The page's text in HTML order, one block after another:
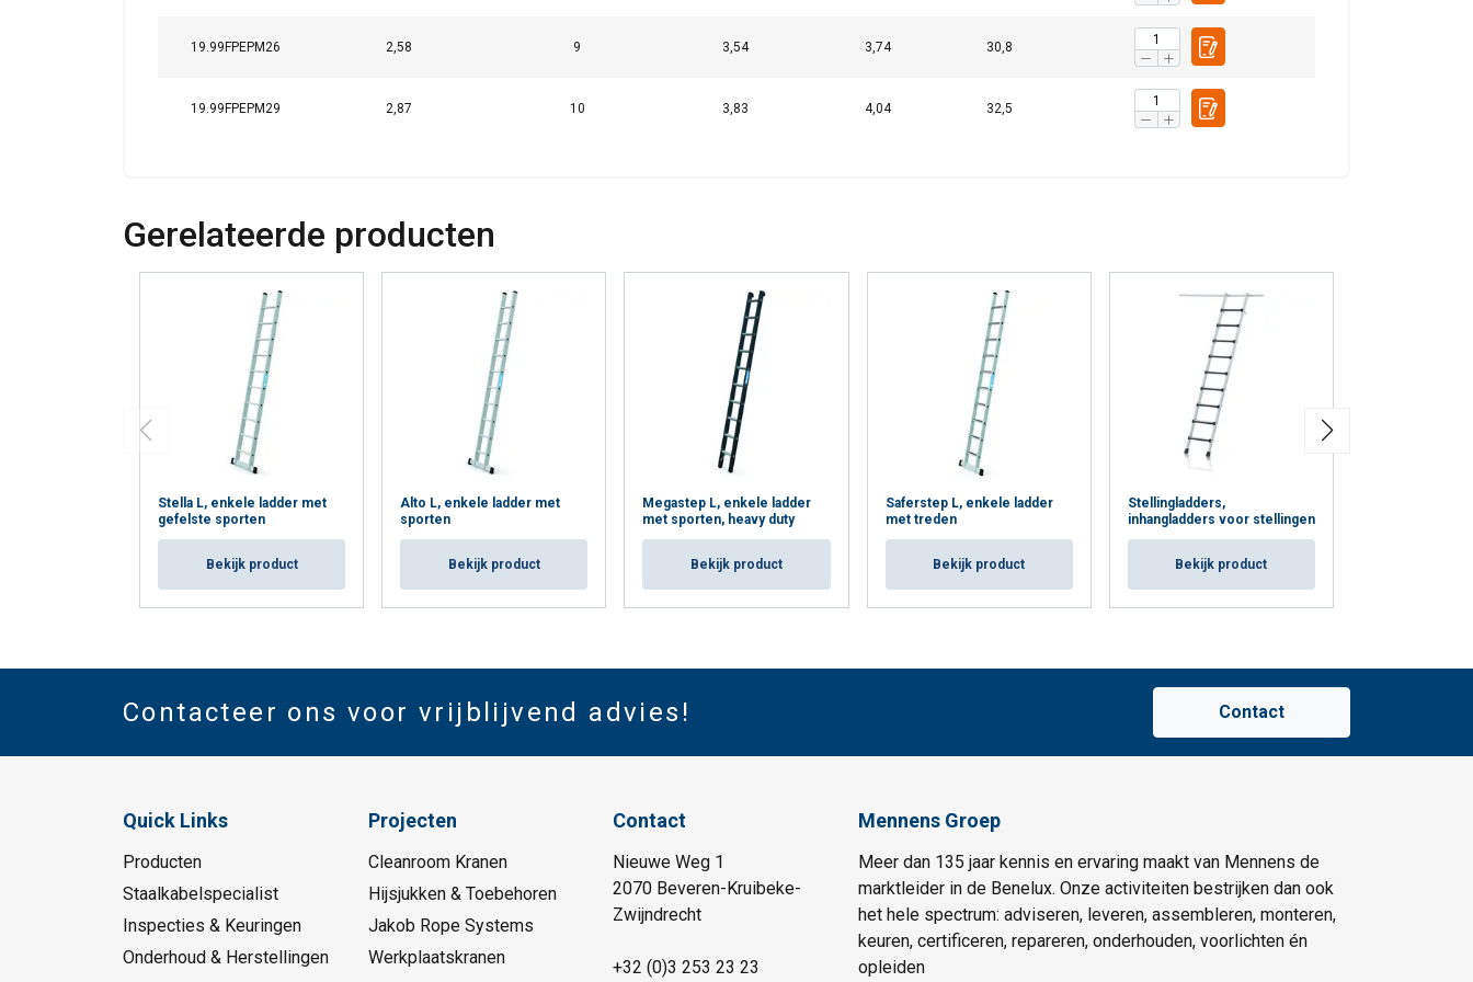
19.99FPEPM26 2,58 9 3,54 3,74 30,8
19.99FPEPM29 2,87 10 3,83 4,04 32,5
Gerelateerde producten
Stella L, enkele ladder met
gefelste sporten
Bekijk product
Alto L, enkele ladder met
sporten
Bekijk product
Megastep L, enkele ladder
met sporten, heavy duty
Bekijk product
Saferstep L, enkele ladder
met treden
Bekijk product
Stellingladders,
inhangladders voor stellingen
Bekijk product
Contacteer ons voor vrijblijvend advies! Contact
Quick Links
Producten
Staalkabelspecialist
Inspecties & Keuringen
Onderhoud & Herstellingen
Projecten
Cleanroom Kranen
Hijsjukken & Toebehoren
Jakob Rope Systems
Werkplaatskranen
Contact
Nieuwe Weg 1
2070 Beveren-Kruibeke-
Zwijndrecht
+32 (0)3 253 23 23
Mennens Groep
Meer dan 135 jaar kennis en ervaring maakt van Mennens de
marktleider in de Benelux. Onze activiteiten bestrijken dan ook
het hele spectrum: adviseren, leveren, assembleren, monteren,
keuren, certificeren, repareren, onderhouden, voorlichten én
opleiden
Cookie Policy